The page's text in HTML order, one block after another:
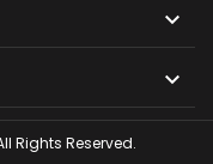


Rights Reserved.